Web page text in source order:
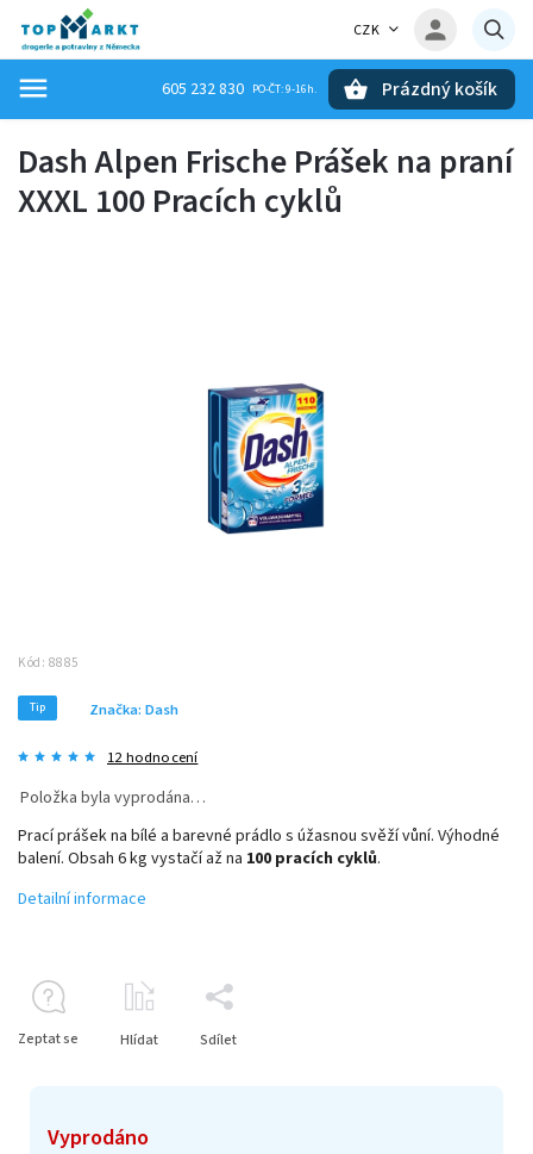
CZK
605 232 830 Prázdný košík
Dash Alpen Frische Prášek na praní
XXXL 100 Pracích cyklů
Kód: 8885
Tip
12 hodnocení
Značka: Dash
Vyprodáno
Položka byla vyprodána…
Prací prášek na bílé a barevné prádlo s úžasnou svěží vůní. Výhodné
balení. Obsah 6 kg vystačí až na 100 pracích cyklů.
Detailní informace
Zeptat se Hlídat Sdílet